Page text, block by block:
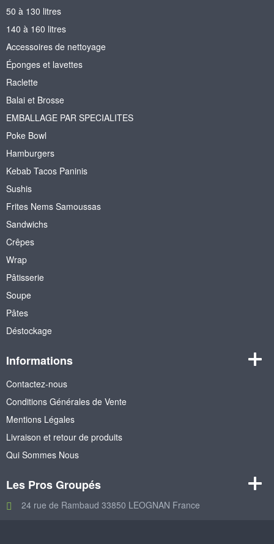
50 à 130 litres
140 à 160 litres
Accessoires de nettoyage
Éponges et lavettes
Raclette
Balai et Brosse
EMBALLAGE PAR SPECIALITES
Poke Bowl
Hamburgers
Kebab Tacos Paninis
Sushis
Frites Nems Samoussas
Sandwichs
Crêpes
Wrap
Pâtisserie
Soupe
Pâtes
Déstockage
Informations
Contactez-nous
Conditions Générales de Vente
Mentions Légales
Livraison et retour de produits
Qui Sommes Nous
Les Pros Groupés
24 rue de Rambaud 33850 LEOGNAN France